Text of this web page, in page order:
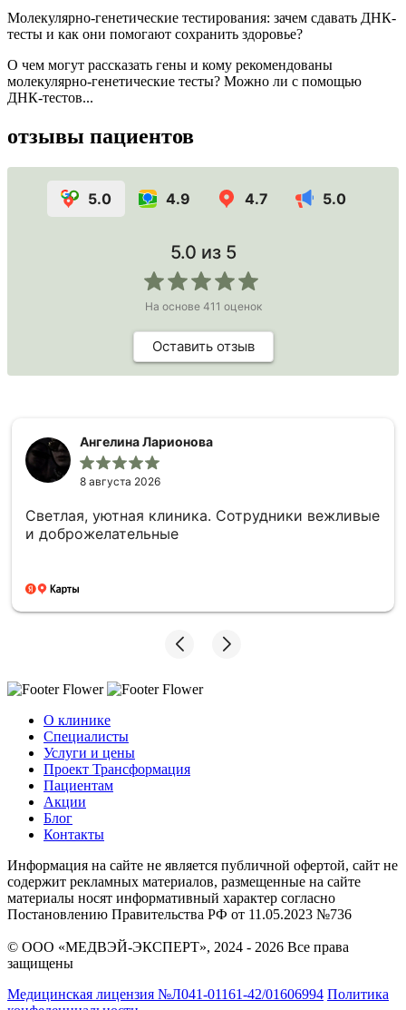
Молекулярно-генетические тестирования: зачем сдавать ДНК-
тесты и как они помогают сохранить здоровье?
О чем могут рассказать гены и кому рекомендованы
молекулярно-генетические тесты? Можно ли с помощью
ДНК-тестов...
отзывы пациентов
5.0 4.9 4.7 5.0
5.0 из 5
На основе 411 оценок
Оставить отзыв
Ангелина Ларионова
8 августа 2026
Светлая, уютная клиника. Сотрудники вежливые
и доброжелательные
О клинике
Специалисты
Услуги и цены
Проект Трансформация
Пациентам
Акции
Блог
Контакты
Информация на сайте не является публичной офертой, сайт не
содержит рекламных материалов, размещенные на сайте
материалы носят информативный характер согласно
Постановлению Правительства РФ от 11.05.2023 №736
© ООО «МЕДВЭЙ-ЭКСПЕРТ», 2024 - 2026 Все права
защищены
Медицинская лицензия №Л041-01161-42/01606994 Политика